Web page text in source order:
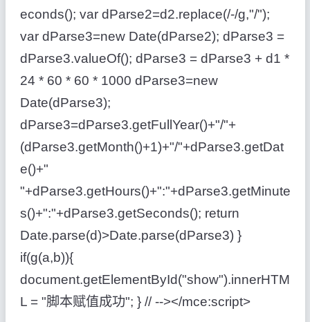
econds(); var dParse2=d2.replace(/-/g,"/");
var dParse3=new Date(dParse2); dParse3 =
dParse3.valueOf(); dParse3 = dParse3 + d1 *
24 * 60 * 60 * 1000 dParse3=new
Date(dParse3);
dParse3=dParse3.getFullYear()+"/"+
(dParse3.getMonth()+1)+"/"+dParse3.getDat
e()+"
"+dParse3.getHours()+":"+dParse3.getMinute
s()+":"+dParse3.getSeconds(); return
Date.parse(d)>Date.parse(dParse3) }
if(g(a,b)){
document.getElementById("show").innerHTM
L = "脚本赋值成功"; } // --></mce:script>